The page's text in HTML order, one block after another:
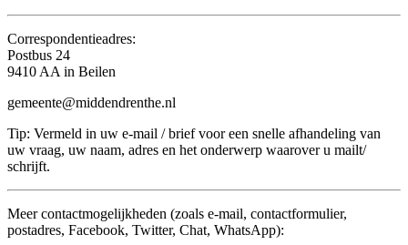
Correspondentieadres:
Postbus 24
9410 AA in Beilen
gemeente@middendrenthe.nl
Tip: Vermeld in uw e-mail / brief voor een snelle afhandeling van
uw vraag, uw naam, adres en het onderwerp waarover u mailt/
schrijft.
Meer contactmogelijkheden (zoals e-mail, contactformulier,
postadres, Facebook, Twitter, Chat, WhatsApp):